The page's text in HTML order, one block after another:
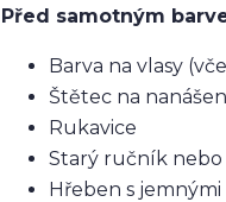
Před samotným
Barva na vlasy
Štětec na
Rukavice
Starý ručník
Hřeben s